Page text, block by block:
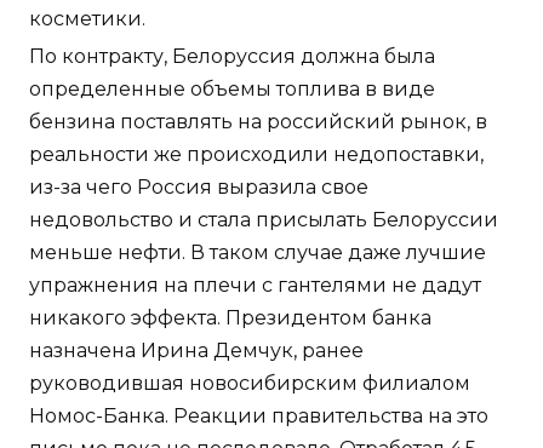
косметики.
По контракту, Белоруссия должна была
определенные объемы топлива в виде
бензина поставлять на российский рынок, в
реальности же происходили недопоставки,
из-за чего Россия выразила свое
недовольство и стала присылать Белоруссии
меньше нефти. В таком случае даже лучшие
упражнения на плечи с гантелями не дадут
никакого эффекта. Президентом банка
назначена Ирина Демчук, ранее
руководившая новосибирским филиалом
Номос-Банка. Реакции правительства на это